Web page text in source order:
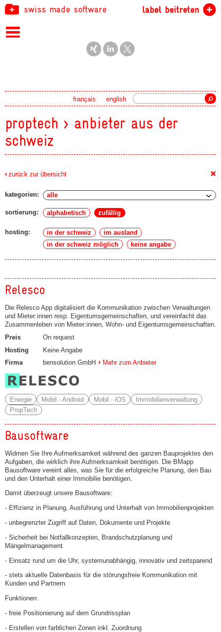
swiss made software label beitreten
english
français
proptech > anbieter aus der
schweiz
zurück zur übersicht +
kategorien:
sortierung: alphabetisch zufällig
hosting: in der schweiz
im ausland
in der schweiz möglich
keine angabe
Relesco
Die Relesco App digitalisiert die Kommunikation zwischen Verwaltungen
und Mieter:innen resp. Eigentumsgemeinschaften, und vereinfacht das
Zusammenleben von Mieter:innen, Wohn- und Eigentumsgemeinschaften.
Preis
On request
Hosting
Keine Angabe
Firma
bensolution GmbH Mehr zum Anbieter
Energie Mobil - Android Mobil - iOS
Immobilienverwaltung
PropTech
Bausoftware
Widmen Sie Ihre Aufmerksamkeit während des ganzen Bauprojektes den
Aufgaben, die wirklich ihre Aufmerksamkeit benötigen. Die BMapp
Bausoftware vereint alles, was Sie für die erfolgreiche Planung, den Bau
und den Unterhalt einer Immobilie benötigen.
Damit überzeugt unsere Bausoftware:
- Effizienz in Planung, Ausführung und Unterhalt von Immobilienprojekten
- unbegrenzter Zugriff auf Daten, Dokumente und Projekte
- Sicherheit bei Notfallkonzepten, Brandschutzplanung und
Mängelmanagement
- Einsatz rund um die Uhr, systemunabhängig, innovativ und zeitsparend
- stets aktuelle Datenbasis für die störungsfreie Kommunikation mit
Kunden und Partnern
Funktionen:
- freie Positionierung auf dem Grundrissplan
- Erstellen von farblichen Zonen inkl. Zuordnung